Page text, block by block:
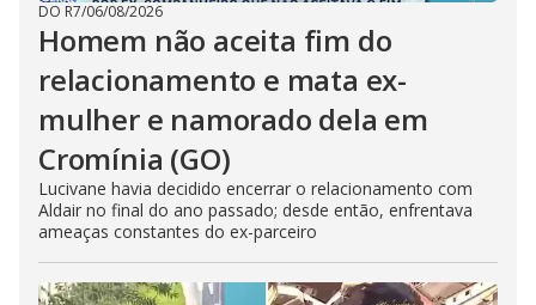
DO R7/06/08/2026
Homem não aceita fim do
relacionamento e mata ex-
mulher e namorado dela em
Cromínia (GO)
Lucivane havia decidido encerrar o relacionamento com
Aldair no final do ano passado; desde então, enfrentava
ameaças constantes do ex-parceiro